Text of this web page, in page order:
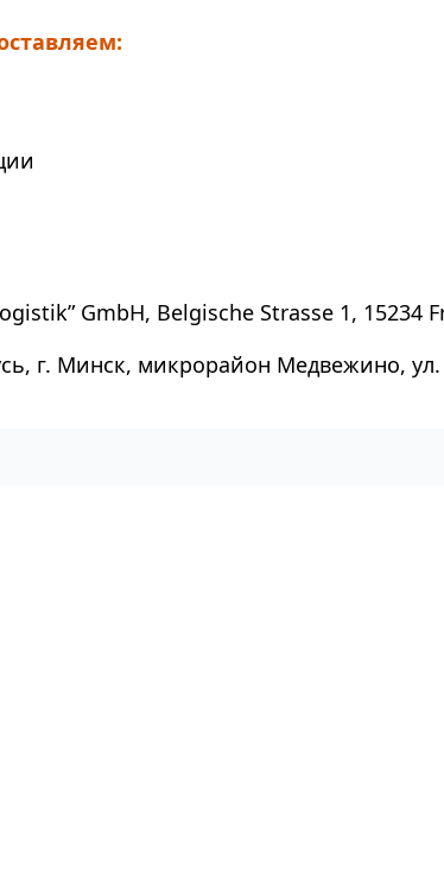
GmbH, Belgische Strasse 1, 15234
г. Минск, микрорайон Медвежино,